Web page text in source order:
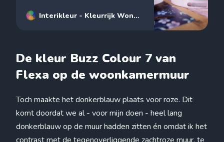
Interikleur - Kleurrijk Wonen
De kleur Buzz Colour 7 van
Flexa op de woonkamermuur
Toch maakte het donkerblauw plaats voor roze. Dit
komt doordat we al - voor mijn doen - heel lang
donkerblauw op de muur hadden zitten én omdat ik het